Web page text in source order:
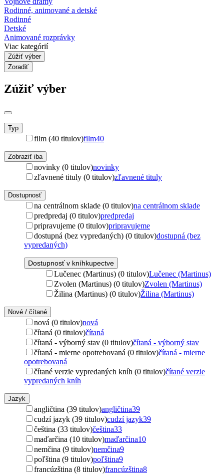
Rodinné, animované a detské
Rodinné
Detské
Animované rozprávky
Viac kategórií
Zúžiť výber
Zoradiť
Zúžiť výber
Typ
film (40 titulov)film40
Zobraziť iba
novinky (0 titulov)novinky
zľavnené tituly (0 titulov)zľavnené tituly
Dostupnosť
na centrálnom sklade (0 titulov)na centrálnom sklade
predpredaj (0 titulov)predpredaj
pripravujeme (0 titulov)pripravujeme
dostupná (bez vypredaných) (0 titulov)dostupná (bez
vypredaných)
Dostupnosť v kníhkupectve
Lučenec (Martinus) (0 titulov)Lučenec (Martinus)
Zvolen (Martinus) (0 titulov)Zvolen (Martinus)
Žilina (Martinus) (0 titulov)Žilina (Martinus)
Nové / čítané
nová (0 titulov)nová
čítaná (0 titulov)čítaná
čítaná - výborný stav (0 titulov)čítaná - výborný stav
čítaná - mierne opotrebovaná (0 titulov)čítaná - mierne
opotrebovaná
čítané verzie vypredaných kníh (0 titulov)čítané verzie
vypredaných kníh
Jazyk
angličtina (39 titulov)angličtina39
cudzí jazyk (39 titulov)cudzí jazyk39
čeština (33 titulov)čeština33
maďarčina (10 titulov)maďarčina10
nemčina (9 titulov)nemčina9
poľština (9 titulov)poľština9
francúzština (8 titulov)francúzština8